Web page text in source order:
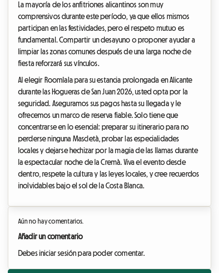
La mayoría de los anfitriones alicantinos son muy
comprensivos durante este período, ya que ellos mismos
participan en las festividades, pero el respeto mutuo es
fundamental. Compartir un desayuno o proponer ayudar a
limpiar las zonas comunes después de una larga noche de
fiesta reforzará sus vínculos.
Al elegir Roomlala para su estancia prolongada en Alicante
durante las Hogueras de San Juan 2026, usted opta por la
seguridad. Aseguramos sus pagos hasta su llegada y le
ofrecemos un marco de reserva fiable. Solo tiene que
concentrarse en lo esencial: preparar su itinerario para no
perderse ninguna Mascletà, probar las especialidades
locales y dejarse hechizar por la magia de las llamas durante
la espectacular noche de la Cremà. Viva el evento desde
dentro, respete la cultura y las leyes locales, y cree recuerdos
inolvidables bajo el sol de la Costa Blanca.
Aún no hay comentarios.
Añadir un comentario
Debes iniciar sesión para poder comentar.